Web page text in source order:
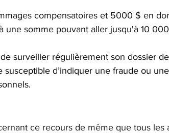
compensatoires et 5000 $ en
une somme pouvant aller jusqu'à 10
surveiller régulièrement son dossier
d’indiquer une fraude ou
ce recours de même que tous les